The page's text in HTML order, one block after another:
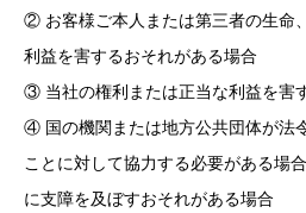
② お客様ご本人または第三者の生命
利益を害するおそれがある場合
③ 当社の権利または正当な利益を害
④ 国の機関または地方公共団体が法
ことに対して協力する必要がある場
に支障を及ぼすおそれがある場合